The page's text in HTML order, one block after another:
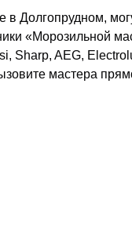
Долгопрудном,
«Морозильной
Sharp, AEG,
мастера